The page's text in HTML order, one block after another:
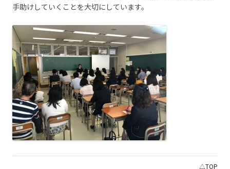
手助けしていくことを大切にしています。
△TOP